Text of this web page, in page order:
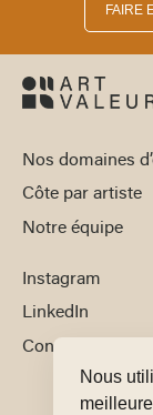
Nous
FAIRE
Nos domaines
Côte par artiste
Notre équipe
Instagram
LinkedIn
Contact